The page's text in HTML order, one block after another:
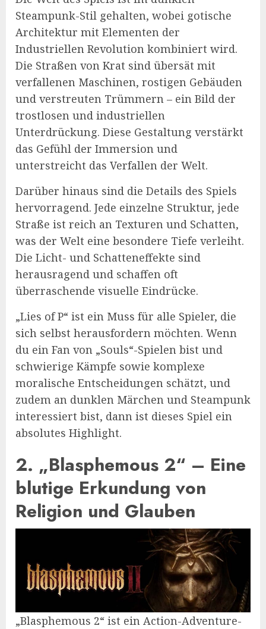
Steampunk-Stil gehalten, wobei gotische
Architektur mit Elementen der
Industriellen Revolution kombiniert wird.
Die Straßen von Krat sind übersät mit
verfallenen Maschinen, rostigen Gebäuden
und verstreuten Trümmern – ein Bild der
trostlosen und industriellen
Unterdrückung. Diese Gestaltung verstärkt
das Gefühl der Immersion und
unterstreicht das Verfallen der Welt.
Darüber hinaus sind die Details des Spiels
hervorragend. Jede einzelne Struktur, jede
Straße ist reich an Texturen und Schatten,
was der Welt eine besondere Tiefe verleiht.
Die Licht- und Schatteneffekte sind
herausragend und schaffen oft
überraschende visuelle Eindrücke.
„Lies of P“ ist ein Muss für alle Spieler, die
sich selbst herausfordern möchten. Wenn
du ein Fan von „Souls“-Spielen bist und
schwierige Kämpfe sowie komplexe
moralische Entscheidungen schätzt, und
zudem an dunklen Märchen und Steampunk
interessiert bist, dann ist dieses Spiel ein
absolutes Highlight.
2. „Blasphemous 2“ – Eine
blutige Erkundung von
Religion und Glauben
„Blasphemous 2“ ist ein Action-Adventure-